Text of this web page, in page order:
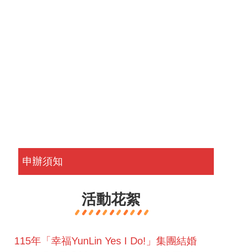
申辦須知
活動花絮
115年「幸福YunLin Yes I Do!」集團結婚